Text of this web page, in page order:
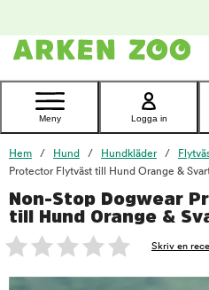
Kontakta
Meny Logga in
Hem Hund Hundkläder
Protector Flytväst till Hund Orange &
Non-Stop Dogwear
till Hund Orange &
Skriv en
foo